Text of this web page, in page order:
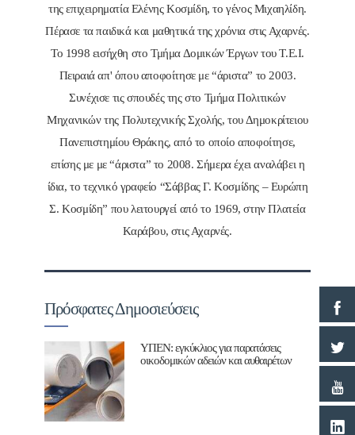
της επιχειρηματία Ελένης Κοσμίδη, το γένος Μιχαηλίδη.
Πέρασε τα παιδικά και μαθητικά της χρόνια στις Αχαρνές.
Το 1998 εισήχθη στο Τμήμα Δομικών Έργων του Τ.Ε.Ι.
Πειραιά απ' όπου αποφοίτησε με “άριστα” το 2003.
Συνέχισε τις σπουδές της στο Τμήμα Πολιτικών
Μηχανικών της Πολυτεχνικής Σχολής, του Δημοκρίτειου
Πανεπιστημίου Θράκης, από το οποίο αποφοίτησε,
επίσης με με “άριστα” το 2008. Σήμερα έχει αναλάβει η
ίδια, το τεχνικό γραφείο “Σάββας Γ. Κοσμίδης – Ευρώπη
Σ. Κοσμίδη” που λειτουργεί από το 1969, στην Πλατεία
Καράβου, στις Αχαρνές.
Πρόσφατες Δημοσιεύσεις
ΥΠΕΝ: εγκύκλιος για παρατάσεις
οικοδομικών αδειών και αυθαιρέτων